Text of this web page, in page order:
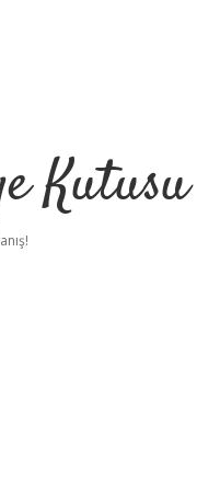
Kutusu